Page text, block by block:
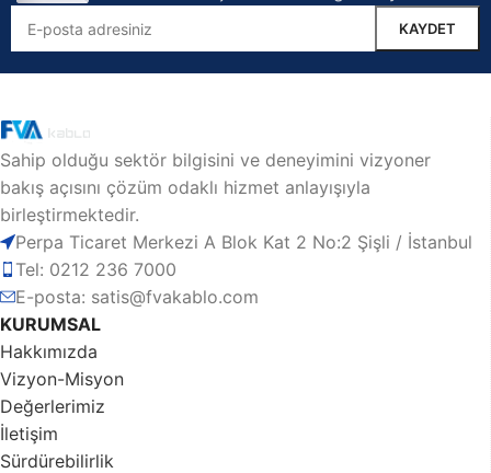
Sahip olduğu sektör bilgisini ve deneyimini vizyoner
bakış açısını çözüm odaklı hizmet anlayışıyla
birleştirmektedir.
Perpa Ticaret Merkezi A Blok Kat 2 No:2 Şişli / İstanbul
Tel: 0212 236 7000
E-posta: satis@fvakablo.com
KURUMSAL
Hakkımızda
Vizyon-Misyon
Değerlerimiz
İletişim
Sürdürebilirlik